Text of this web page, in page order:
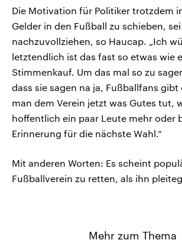
Die Motivation für Politiker trotzdem
Gelder in den Fußball zu schieben,
nachzuvollziehen, so Haucap. „Ich
letztendlich ist das fast so etwas wie
Stimmenkauf. Um das mal so zu
dass sie sagen na ja, Fußballfans gibt
man dem Verein jetzt was Gutes tut,
hoffentlich ein paar Leute mehr oder
Erinnerung für die nächste Wahl.“
Mit anderen Worten: Es scheint
Fußballverein zu retten, als ihn
Mehr zum Thema